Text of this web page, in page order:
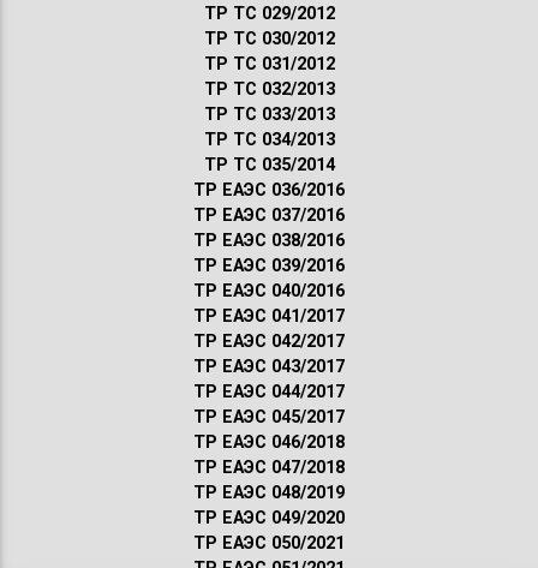
ТР ТС 029/2012
ТР ТС 030/2012
ТР ТС 031/2012
ТР ТС 032/2013
ТР ТС 033/2013
ТР ТС 034/2013
ТР ТС 035/2014
ТР ЕАЭС 036/2016
ТР ЕАЭС 037/2016
ТР ЕАЭС 038/2016
ТР ЕАЭС 039/2016
ТР ЕАЭС 040/2016
ТР ЕАЭС 041/2017
ТР ЕАЭС 042/2017
ТР ЕАЭС 043/2017
ТР ЕАЭС 044/2017
ТР ЕАЭС 045/2017
ТР ЕАЭС 046/2018
ТР ЕАЭС 047/2018
ТР ЕАЭС 048/2019
ТР ЕАЭС 049/2020
ТР ЕАЭС 050/2021